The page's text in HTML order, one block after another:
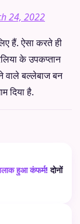
24, 2022
हैं. ऐसा करते ही
के उपकप्तान
वाले बल्लेबाज बन
दिया है.
हुआ कंफर्म!दोनों